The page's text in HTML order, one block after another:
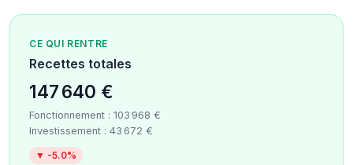
CE QUI RENTRE
Recettes totales
147 640 €
Fonctionnement : 103 968 €
Investissement : 43 672 €
▼ -5.0%